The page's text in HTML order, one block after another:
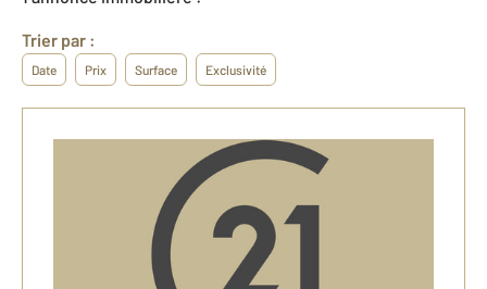
Trier par :
Date Prix Surface Exclusivité